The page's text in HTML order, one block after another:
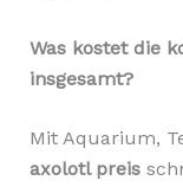
Was kostet die
insgesamt?
Mit Aquarium,
axolotl preis